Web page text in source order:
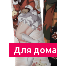
Для дома